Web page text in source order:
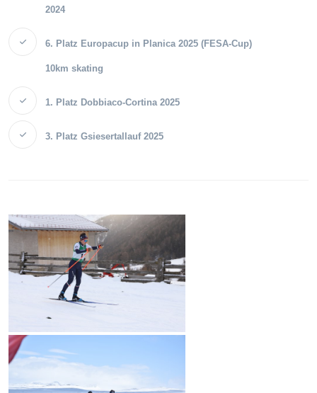
2024
6. Platz Europacup in Planica 2025 (FESA-Cup)
10km skating
1. Platz Dobbiaco-Cortina 2025
3. Platz Gsiesertallauf 2025